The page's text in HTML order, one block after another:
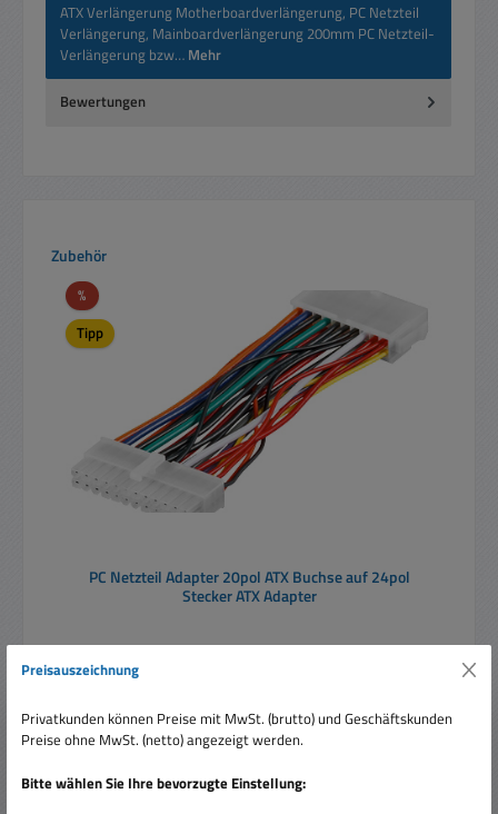
ATX Verlängerung Motherboardverlängerung, PC Netzteil
Verlängerung, Mainboardverlängerung 200mm PC Netzteil-
Verlängerung bzw… Mehr
Bewertungen
Produktgalerie überspringen
Zubehör
%Rabatt
Tipp
PC Netzteil Adapter 20pol ATX Buchse auf 24pol
Stecker ATX Adapter
Verkaufspreis:
11,95 € 18,80 € (36.44% gespart)
Preise inkl. MwSt. zzgl. Versandkosten
Preisauszeichnung
Privatkunden können Preise mit MwSt. (brutto) und Geschäftskunden
Preise ohne MwSt. (netto) angezeigt werden.
Bitte wählen Sie Ihre bevorzugte Einstellung: